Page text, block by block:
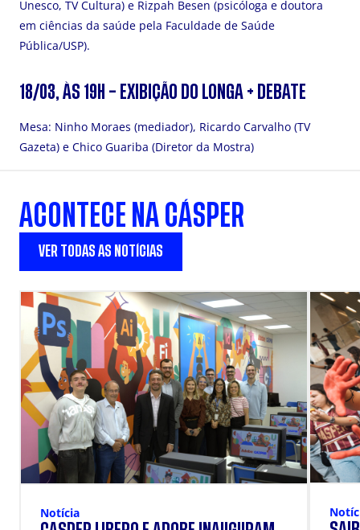
Unesco, TV Cultura) e Rizpah Besen (psicóloga e doutora
em ciências da saúde pela Faculdade de Saúde
Pública/USP).
18/03, ÀS 19H – EXIBIÇÃO DO LONGA + DEBATE
Mesa: Ninho Moraes (mediador), Ricardo Carvalho (TV
Gazeta) e Chico Guariba (Diretor da Mostra)
ACONTECE NA CÁSPER
VER TODAS AS NOTÍCIAS
Notícia